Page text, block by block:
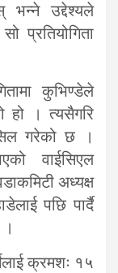
भन्ने उद्देश्यले
प्रतियोगिता
कुभिण्डेले
हो । त्यसैगरि
गरेको छ ।
वाईसिएल
अध्यक्ष
पछि पार्दै
क्रमशः १५